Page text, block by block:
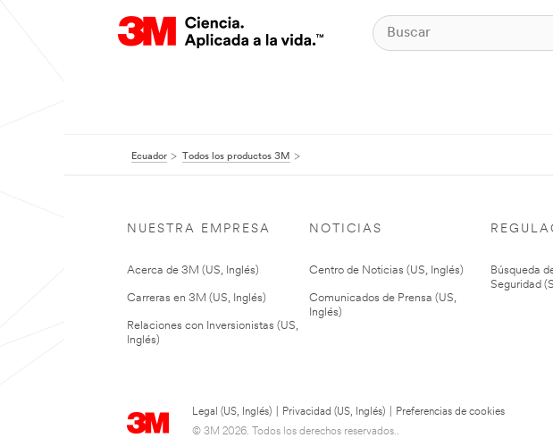
Ecuador Todos los productos 3M
NUESTRA EMPRESA
Acerca de 3M (US, Inglés)
Carreras en 3M (US, Inglés)
Relaciones con Inversionistas (US,
Inglés)
NOTICIAS
Centro de Noticias (US, Inglés)
Comunicados de Prensa (US,
Inglés)
Búsqueda
Seguridad
Legal (US, Inglés) Privacidad (US, Inglés)
Preferencias de cookies
© 3M 2026. Todos los derechos reservados..